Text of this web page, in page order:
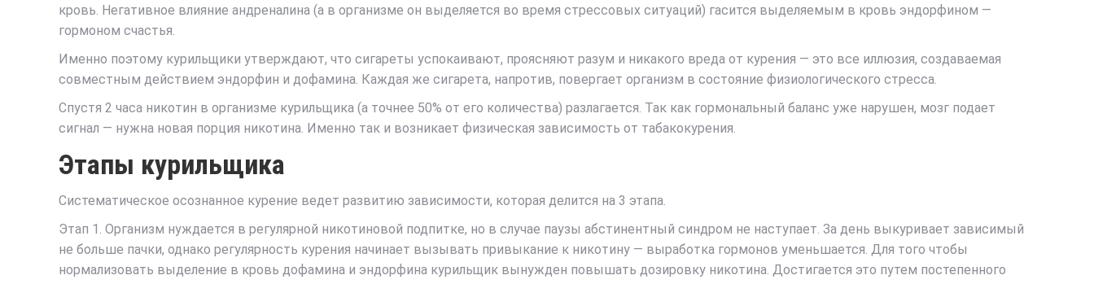
кровь. Негативное влияние андреналина (а в организме он выделяется во время стрессовых ситуаций) гасится выделяемым в кровь эндорфином —
гормоном счастья.
Именно поэтому курильщики утверждают, что сигареты успокаивают, проясняют разум и никакого вреда от курения — это все иллюзия, создаваемая
совместным действием эндорфин и дофамина. Каждая же сигарета, напротив, повергает организм в состояние физиологического стресса.
Спустя 2 часа никотин в организме курильщика (а точнее 50% от его количества) разлагается. Так как гормональный баланс уже нарушен, мозг подает
сигнал — нужна новая порция никотина. Именно так и возникает физическая зависимость от табакокурения.
Этапы курильщика
Систематическое осознанное курение ведет развитию зависимости, которая делится на 3 этапа.
Этап 1. Организм нуждается в регулярной никотиновой подпитке, но в случае паузы абстинентный синдром не наступает. За день выкуривает зависимый
не больше пачки, однако регулярность курения начинает вызывать привыкание к никотину — выработка гормонов уменьшается. Для того чтобы
нормализовать выделение в кровь дофамина и эндорфина курильщик вынужден повышать дозировку никотина. Достигается это путем постепенного